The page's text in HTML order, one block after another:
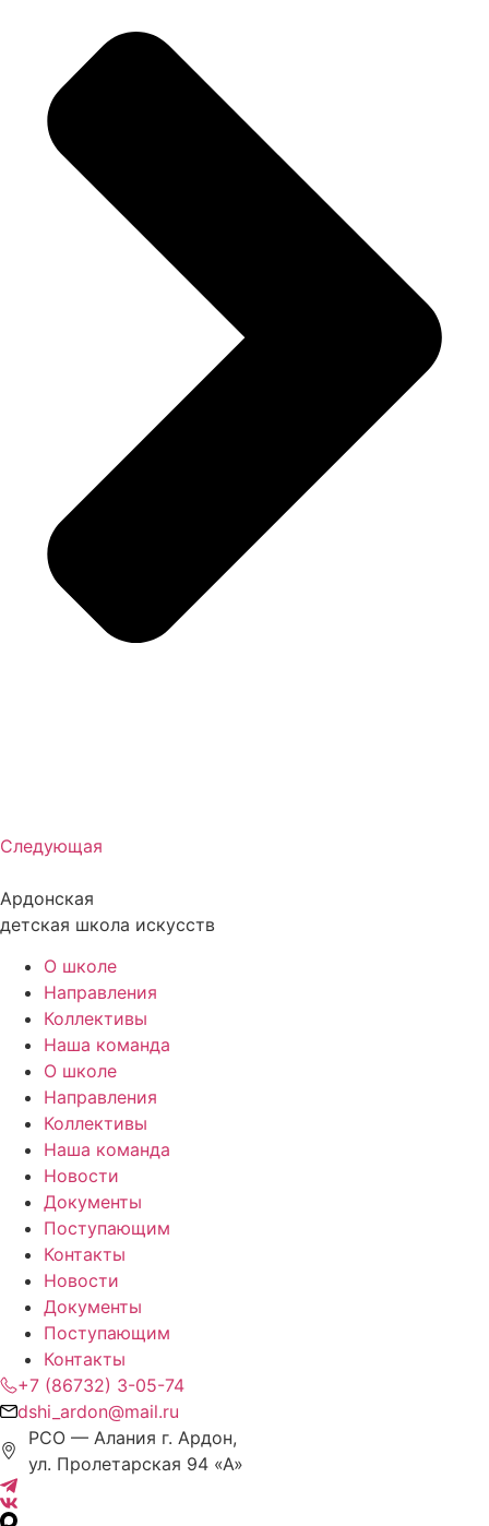
Следующая
Ардонская
детская школа искусств
О школе
Направления
Коллективы
Наша команда
О школе
Направления
Коллективы
Наша команда
Новости
Документы
Поступающим
Контакты
Новости
Документы
Поступающим
Контакты
+7 (86732) 3-05-74
dshi_ardon@mail.ru
РСО — Алания г. Ардон,
ул. Пролетарская 94 «А»